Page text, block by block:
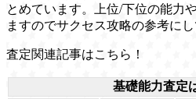
とめています。上位/下位の能力
ますのでサクセス攻略の参考にし
査定関連記事はこちら！
基礎能力査定